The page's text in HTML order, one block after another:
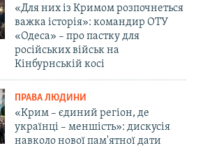
«Для них із Кримом розпочнеться
важка історія»: командир ОТУ
«Одеса» – про пастку для
російських військ на
Кінбурнській косі
ПРАВА ЛЮДИНИ
«Крим – єдиний регіон, де
українці – меншість»: дискусія
навколо нової пам'ятної дати